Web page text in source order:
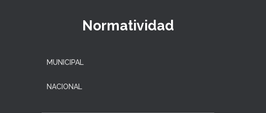
Normatividad
MUNICIPAL
NACIONAL